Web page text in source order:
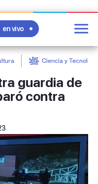
en vivo
Ciencia y
guardia de
contra